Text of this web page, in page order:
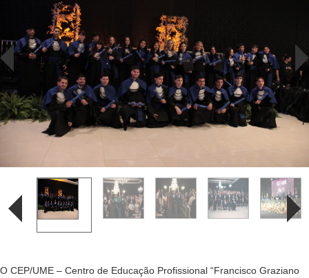
O CEP/UME – Centro de Educação Profissional “Francisco Graziano